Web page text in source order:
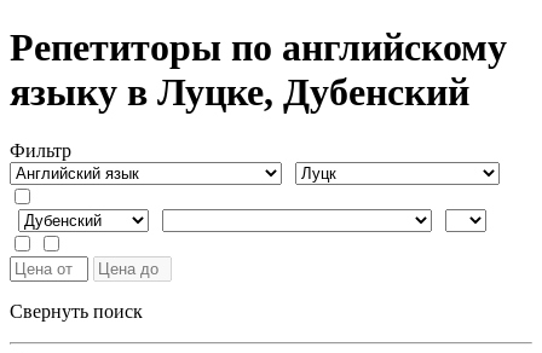
Репетиторы по английскому
языку в Луцке, Дубенский
Фильтр
Свернуть поиск